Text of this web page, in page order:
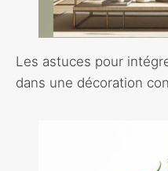
Les astuces pour
dans une décoration